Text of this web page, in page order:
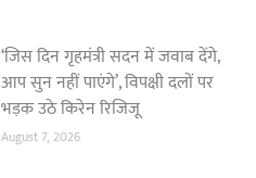
‘जिस दिन गृहमंत्री सदन में जवाब देंगे,
आप सुन नहीं पाएंगे’, विपक्षी दलों पर
भड़क उठे किरेन रिजिजू
August 7, 2026